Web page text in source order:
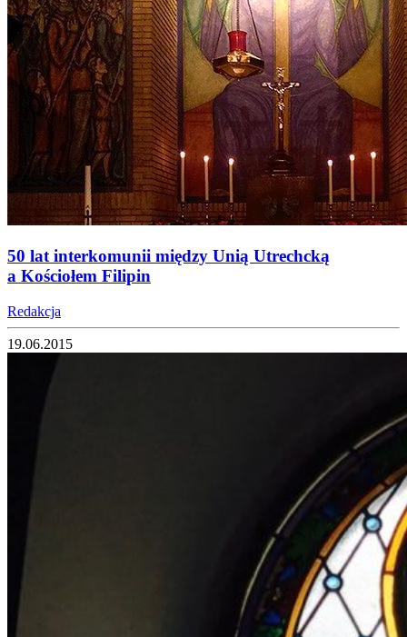
50 lat interkomunii między Unią Utrechcką
a Kościołem Filipin
Redakcja
19.06.2015